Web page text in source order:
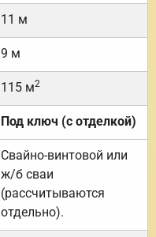
11 м
9 м
115 м2
Под ключ (с отделкой)
Свайно-винтовой или
ж/б сваи
(рассчитываются
отдельно).